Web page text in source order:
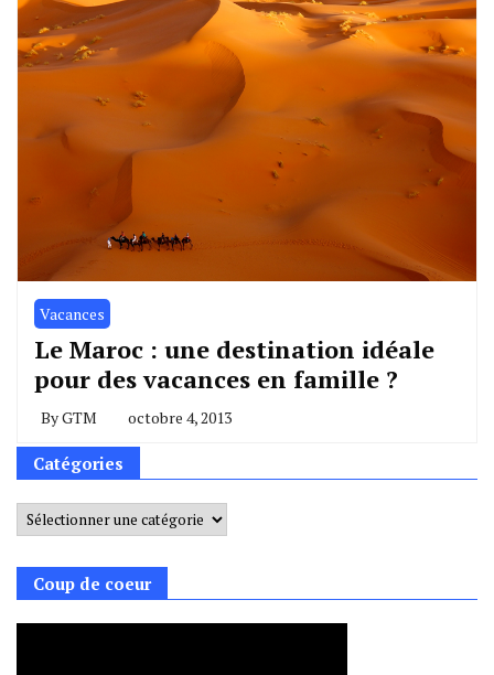
Vacances
Le Maroc : une destination idéale
pour des vacances en famille ?
ByGTM octobre 4, 2013
Catégories
Catégories
Coup de coeur